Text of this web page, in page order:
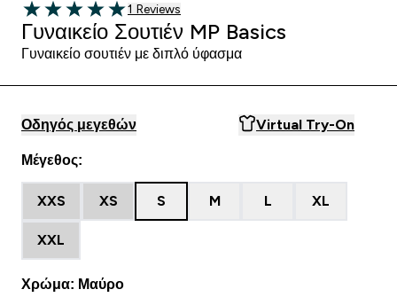
5 out of 5 stars
1 customer reviews
1 Reviews
Γυναικείο Σουτιέν MP Basics
Γυναικείο σουτιέν με διπλό ύφασμα
Οδηγός μεγεθών Virtual Try-On
Μέγεθος:
XXS XS S M L XL
XXL
Χρώμα: Μαύρο